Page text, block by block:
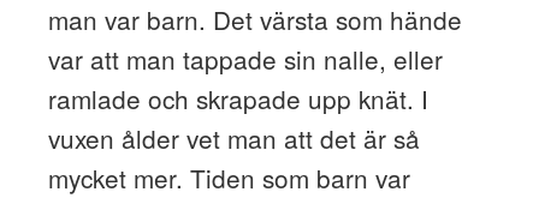
man var barn. Det värsta som hände
var att man tappade sin nalle, eller
ramlade och skrapade upp knät. I
vuxen ålder vet man att det är så
mycket mer. Tiden som barn var